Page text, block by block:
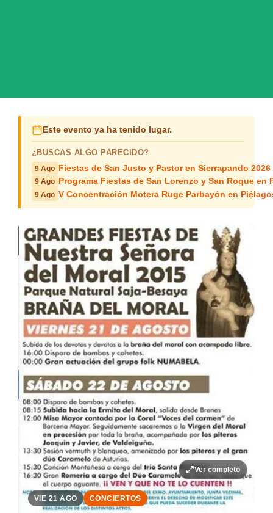
Este evento ya ha tenido lugar.
¿BUSCAS ALGO PARECIDO?
9 Ago Fiestas de San Justo y Pastor en Sierrapando 2026
9 Ago Programa Fiestas de San Lorenzo y San Roque en
9 Ago V Concentración Motera Ruge Parbayón en
Ver completo
VIE 21 AGO CONCIERTOS